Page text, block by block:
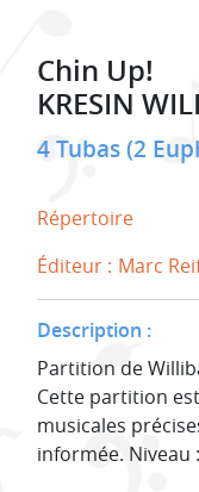
Chin Up!
KRESIN
4 Tubas (2
Répertoire
Éditeur : Marc
Description :
Partition de
Cette partition
musicales
informée. Niveau